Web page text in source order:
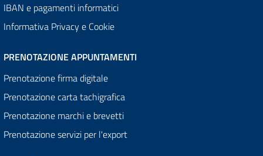
IBAN e pagamenti informatici
Informativa Privacy e Cookie
PRENOTAZIONE APPUNTAMENTI
Prenotazione firma digitale
Prenotazione carta tachigrafica
Prenotazione marchi e brevetti
Prenotazione servizi per l'export